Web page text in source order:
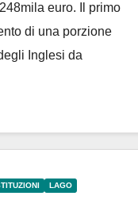
euro. Il primo
di una porzione
Inglesi da
LAGO